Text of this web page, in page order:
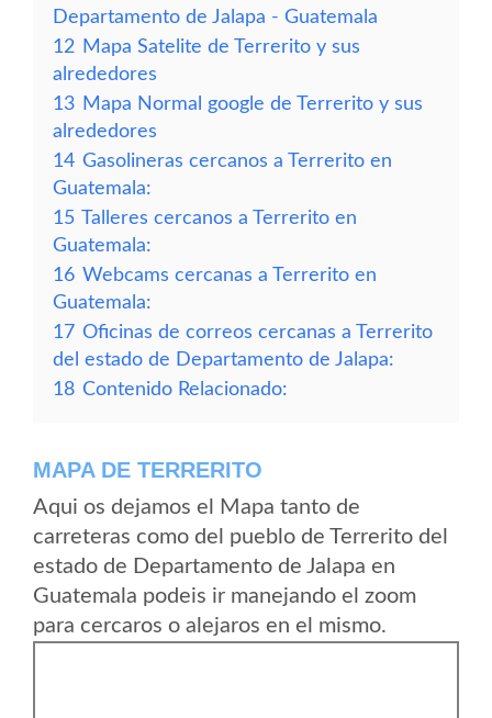
Departamento de Jalapa - Guatemala
12 Mapa Satelite de Terrerito y sus
alrededores
13 Mapa Normal google de Terrerito y sus
alrededores
14 Gasolineras cercanos a Terrerito en
Guatemala:
15 Talleres cercanos a Terrerito en
Guatemala:
16 Webcams cercanas a Terrerito en
Guatemala:
17 Oficinas de correos cercanas a Terrerito
del estado de Departamento de Jalapa:
18 Contenido Relacionado:
MAPA DE TERRERITO
Aqui os dejamos el Mapa tanto de
carreteras como del pueblo de Terrerito del
estado de Departamento de Jalapa en
Guatemala podeis ir manejando el zoom
para cercaros o alejaros en el mismo.